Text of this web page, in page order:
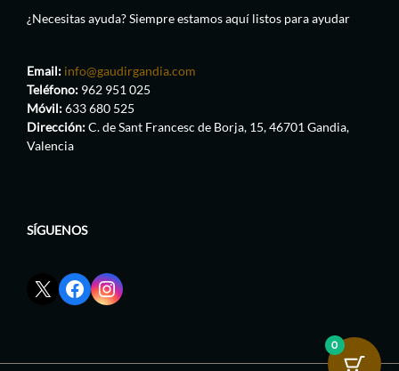
¿Necesitas ayuda? Siempre estamos aquí listos para ayudar
Email: info@gaudirgandia.com
Teléfono: 962 951 025
Móvil:633 680 525
Dirección:C. de Sant Francesc de Borja, 15, 46701 Gandia,
Valencia
SÍGUENOS
Enlace
red
Enlace
de
Enlace
0